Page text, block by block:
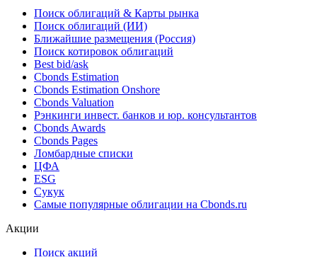
Armenia Liquid Bond
(ARMLQ) USD Duration Index
650 дней
Облигации
Поиск облигаций & Карты рынка
Поиск облигаций (ИИ)
Ближайшие размещения (Россия)
Поиск котировок облигаций
Best bid/ask
Cbonds Estimation
Cbonds Estimation Onshore
Cbonds Valuation
Рэнкинги инвест. банков и юр. консультантов
Cbonds Awards
Cbonds Pages
Ломбардные списки
ESG
Самые популярные облигации на Cbonds.ru